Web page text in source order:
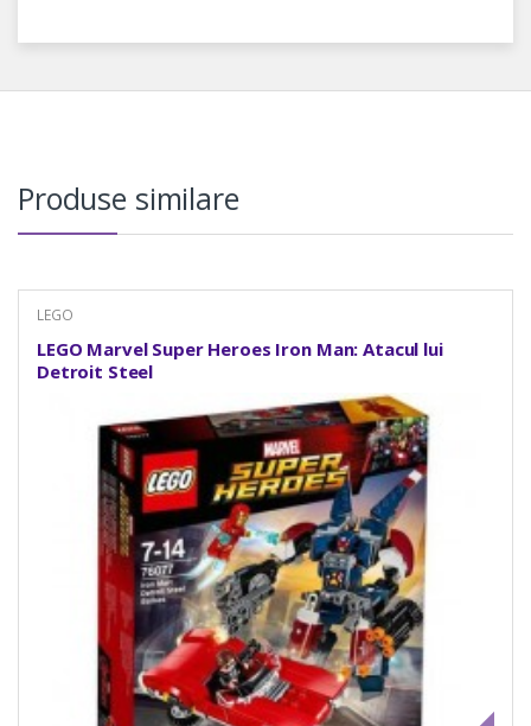
Produse similare
LEGO
LEGO Marvel Super Heroes Iron Man: Atacul lui
Detroit Steel